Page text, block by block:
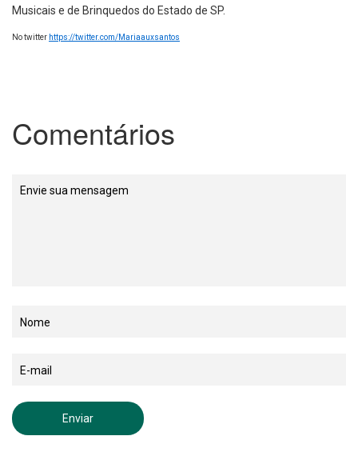
Musicais e de Brinquedos do Estado de SP.
No twitter https://twitter.com/Mariaauxsantos
Comentários